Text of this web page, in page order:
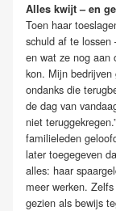
Alles kwijt – en
Toen haar
schuld af te lossen
en wat ze nog aan
kon. Mijn
ondanks die
de dag van
niet
familieleden
later toegegeven
alles: haar
meer werken.
gezien als bewijs